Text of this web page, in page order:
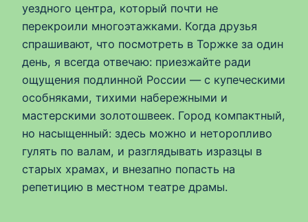
уездного центра, который почти не
перекроили многоэтажками. Когда друзья
спрашивают, что посмотреть в Торжке за один
день, я всегда отвечаю: приезжайте ради
ощущения подлинной России — с купеческими
особняками, тихими набережными и
мастерскими золотошвеек. Город компактный,
но насыщенный: здесь можно и неторопливо
гулять по валам, и разглядывать изразцы в
старых храмах, и внезапно попасть на
репетицию в местном театре драмы.